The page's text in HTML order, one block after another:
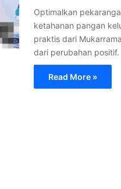
Optimalkan
ketahanan pangan
praktis dari
dari perubahan positif.
Read More »